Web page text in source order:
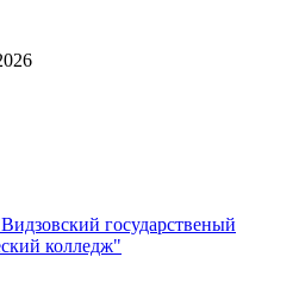
государственый
колледж"